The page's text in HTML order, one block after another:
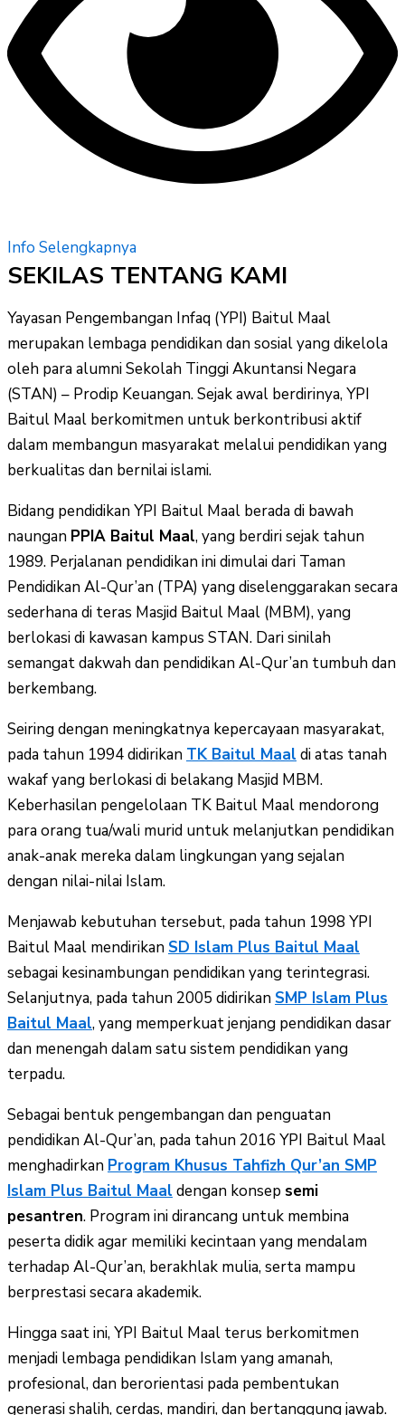
Info Selengkapnya
SEKILAS TENTANG KAMI
Yayasan Pengembangan Infaq (YPI) Baitul Maal
merupakan lembaga pendidikan dan sosial yang dikelola
oleh para alumni Sekolah Tinggi Akuntansi Negara
(STAN) – Prodip Keuangan. Sejak awal berdirinya, YPI
Baitul Maal berkomitmen untuk berkontribusi aktif
dalam membangun masyarakat melalui pendidikan yang
berkualitas dan bernilai islami.
Bidang pendidikan YPI Baitul Maal berada di bawah
naungan PPIA Baitul Maal, yang berdiri sejak tahun
1989. Perjalanan pendidikan ini dimulai dari Taman
Pendidikan Al-Qur’an (TPA) yang diselenggarakan secara
sederhana di teras Masjid Baitul Maal (MBM), yang
berlokasi di kawasan kampus STAN. Dari sinilah
semangat dakwah dan pendidikan Al-Qur’an tumbuh dan
berkembang.
Seiring dengan meningkatnya kepercayaan masyarakat,
pada tahun 1994 didirikan TK Baitul Maal di atas tanah
wakaf yang berlokasi di belakang Masjid MBM.
Keberhasilan pengelolaan TK Baitul Maal mendorong
para orang tua/wali murid untuk melanjutkan pendidikan
anak-anak mereka dalam lingkungan yang sejalan
dengan nilai-nilai Islam.
Menjawab kebutuhan tersebut, pada tahun 1998 YPI
Baitul Maal mendirikan SD Islam Plus Baitul Maal
sebagai kesinambungan pendidikan yang terintegrasi.
Selanjutnya, pada tahun 2005 didirikan SMP Islam Plus
Baitul Maal, yang memperkuat jenjang pendidikan dasar
dan menengah dalam satu sistem pendidikan yang
terpadu.
Sebagai bentuk pengembangan dan penguatan
pendidikan Al-Qur’an, pada tahun 2016 YPI Baitul Maal
menghadirkan Program Khusus Tahfizh Qur’an SMP
Islam Plus Baitul Maal dengan konsep semi
pesantren. Program ini dirancang untuk membina
peserta didik agar memiliki kecintaan yang mendalam
terhadap Al-Qur’an, berakhlak mulia, serta mampu
berprestasi secara akademik.
Hingga saat ini, YPI Baitul Maal terus berkomitmen
menjadi lembaga pendidikan Islam yang amanah,
profesional, dan berorientasi pada pembentukan
generasi shalih, cerdas, mandiri, dan bertanggung jawab.